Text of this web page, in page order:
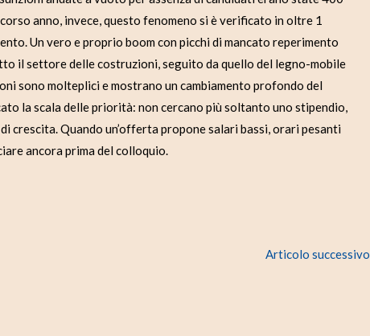
anno, invece, questo fenomeno si è verificato in oltre 1
Un vero e proprio boom con picchi di mancato reperimento
il settore delle costruzioni, seguito da quello del legno-mobile
sono molteplici e mostrano un cambiamento profondo del
la scala delle priorità: non cercano più soltanto uno stipendio,
crescita. Quando un’offerta propone salari bassi, orari pesanti
ancora prima del colloquio.
Articolo successivo